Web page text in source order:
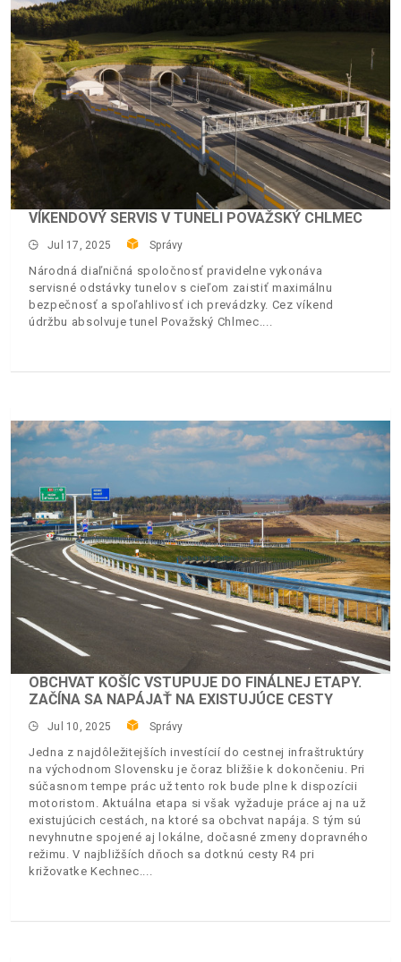
VÍKENDOVÝ SERVIS V TUNELI POVAŽSKÝ CHLMEC
Jul 17, 2025 Správy
Národná diaľničná spoločnosť pravidelne vykonáva
servisné odstávky tunelov s cieľom zaistiť maximálnu
bezpečnosť a spoľahlivosť ich prevádzky. Cez víkend
údržbu absolvuje tunel Považský Chlmec.
OBCHVAT KOŠÍC VSTUPUJE DO FINÁLNEJ ETAPY.
ZAČÍNA SA NAPÁJAŤ NA EXISTUJÚCE CESTY
Jul 10, 2025 Správy
Jedna z najdôležitejších investícií do cestnej infraštruktúry
na východnom Slovensku je čoraz bližšie k dokončeniu. Pri
súčasnom tempe prác už tento rok bude plne k dispozícii
motoristom. Aktuálna etapa si však vyžaduje práce aj na už
existujúcich cestách, na ktoré sa obchvat napája. S tým sú
nevyhnutne spojené aj lokálne, dočasné zmeny dopravného
režimu. V najbližších dňoch sa dotknú cesty R4 pri
križovatke Kechnec.